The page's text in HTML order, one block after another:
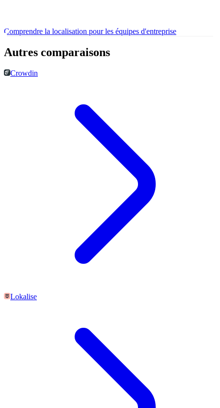
Comprendre la localisation pour les équipes d'entreprise
Autres comparaisons
Crowdin
Lokalise